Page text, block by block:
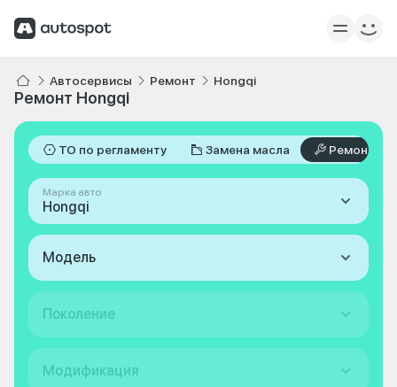
Автосервисы Ремонт Hongqi
Ремонт Hongqi
ТО по регламенту Замена масла Ремонт
Марка авто
Hongqi
Модель
Поколение
Модификация